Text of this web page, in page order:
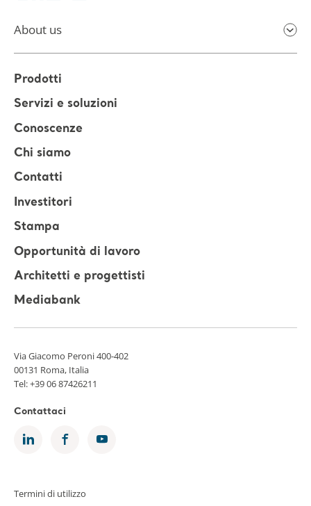
About us
Prodotti
Servizi e soluzioni
Conoscenze
Chi siamo
Contatti
Investitori
Stampa
Opportunità di lavoro
Architetti e progettisti
Mediabank
Via Giacomo Peroni 400-402
00131 Roma, Italia
Tel:+39 06 87426211
Contattaci
Termini di utilizzo